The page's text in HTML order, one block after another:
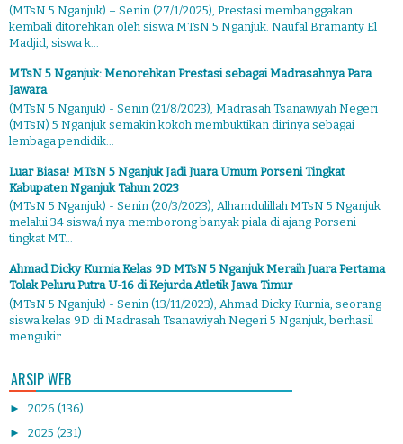
(MTsN 5 Nganjuk) – Senin (27/1/2025), Prestasi membanggakan
kembali ditorehkan oleh siswa MTsN 5 Nganjuk. Naufal Bramanty El
Madjid, siswa k...
MTsN 5 Nganjuk: Menorehkan Prestasi sebagai Madrasahnya Para
Jawara
(MTsN 5 Nganjuk) - Senin (21/8/2023), Madrasah Tsanawiyah Negeri
(MTsN) 5 Nganjuk semakin kokoh membuktikan dirinya sebagai
lembaga pendidik...
Luar Biasa! MTsN 5 Nganjuk Jadi Juara Umum Porseni Tingkat
Kabupaten Nganjuk Tahun 2023
(MTsN 5 Nganjuk) - Senin (20/3/2023), Alhamdulillah MTsN 5 Nganjuk
melalui 34 siswa/i nya memborong banyak piala di ajang Porseni
tingkat MT...
Ahmad Dicky Kurnia Kelas 9D MTsN 5 Nganjuk Meraih Juara Pertama
Tolak Peluru Putra U-16 di Kejurda Atletik Jawa Timur
(MTsN 5 Nganjuk) - Senin (13/11/2023), Ahmad Dicky Kurnia, seorang
siswa kelas 9D di Madrasah Tsanawiyah Negeri 5 Nganjuk, berhasil
mengukir...
ARSIP WEB
► 2026 (136)
► 2025 (231)